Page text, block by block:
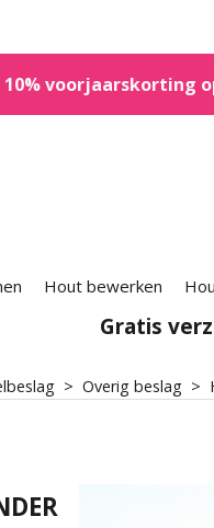
10% voorjaarskorting
Hout bewerken
Gratis
> Overig beslag >